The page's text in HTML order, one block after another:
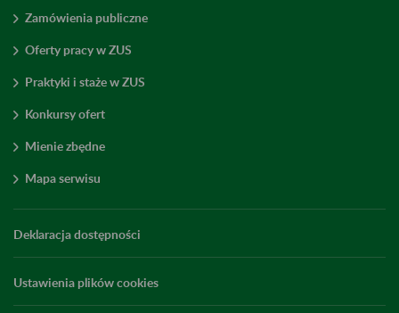
Zamówienia publiczne
Oferty pracy w ZUS
Praktyki i staże w ZUS
Konkursy ofert
Mienie zbędne
Mapa serwisu
Deklaracja dostępności
Ustawienia plików cookies